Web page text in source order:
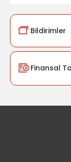
Bildirimler
Finansal